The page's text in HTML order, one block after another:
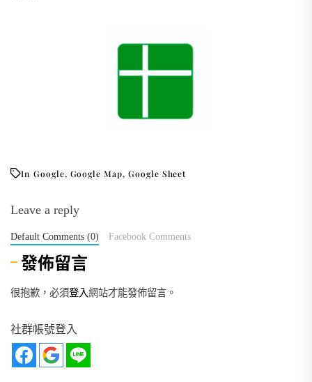
In Google, Google Map, Google Sheet
Leave a reply
Default Comments (0) Facebook Comments
發佈留言
很抱歉，必須登入網站才能發佈留言。
社群帳號登入